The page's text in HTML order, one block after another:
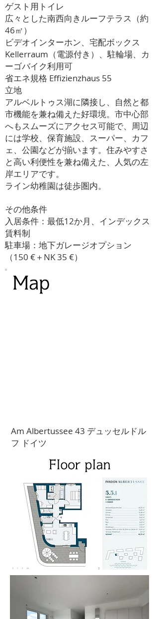
ゲスト用トイレ
広々とした南西向きルーフテラス（約
46㎡）
ビデオインターホン、宅配ボックス
Kellerraum（電源付き）、駐輪場、カ
ーゴバイク利用可
省エネ規格 Effizienzhaus 55
立地
アルベルトゥス湖に隣接し、自然と都
市機能を兼ね備えた好環境。市中心部
へもスムーズにアクセス可能で、周辺
には学校、保育施設、スーパー、カフ
ェ、公園などが揃います。住みやすさ
と高い利便性を兼ね備えた、人気の左
岸エリアです。
ライン幼稚園は徒歩圏内。
その他条件
入居条件：最低12か月、インデックス
賃料制
駐車場：地下ガレージオプション
（150 €＋NK 35 €）
Am Albertussee 43 デュッセルドル
フ ドイツ